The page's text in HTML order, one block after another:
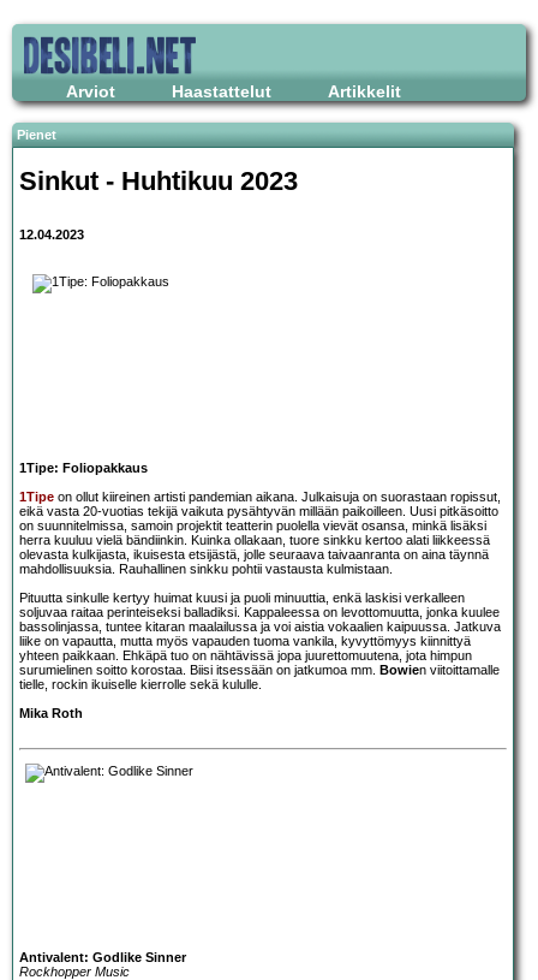
Arviot Haastattelut Artikkelit
Pienet
Sinkut - Huhtikuu 2023
12.04.2023
1Tipe: Foliopakkaus
1Tipe on ollut kiireinen artisti pandemian aikana. Julkaisuja on suorastaan ropissut,
eikä vasta 20-vuotias tekijä vaikuta pysähtyvän millään paikoilleen. Uusi pitkäsoitto
on suunnitelmissa, samoin projektit teatterin puolella vievät osansa, minkä lisäksi
herra kuuluu vielä bändiinkin. Kuinka ollakaan, tuore sinkku kertoo alati liikkeessä
olevasta kulkijasta, ikuisesta etsijästä, jolle seuraava taivaanranta on aina täynnä
mahdollisuuksia. Rauhallinen sinkku pohtii vastausta kulmistaan.
Pituutta sinkulle kertyy huimat kuusi ja puoli minuuttia, enkä laskisi verkalleen
soljuvaa raitaa perinteiseksi balladiksi. Kappaleessa on levottomuutta, jonka kuulee
bassolinjassa, tuntee kitaran maalailussa ja voi aistia vokaalien kaipuussa. Jatkuva
liike on vapautta, mutta myös vapauden tuoma vankila, kyvyttömyys kiinnittyä
yhteen paikkaan. Ehkäpä tuo on nähtävissä jopa juurettomuutena, jota himpun
surumielinen soitto korostaa. Biisi itsessään on jatkumoa mm. Bowien viitoittamalle
tielle, rockin ikuiselle kierrolle sekä kululle.
Mika Roth
Antivalent: Godlike Sinner
Rockhopper Music